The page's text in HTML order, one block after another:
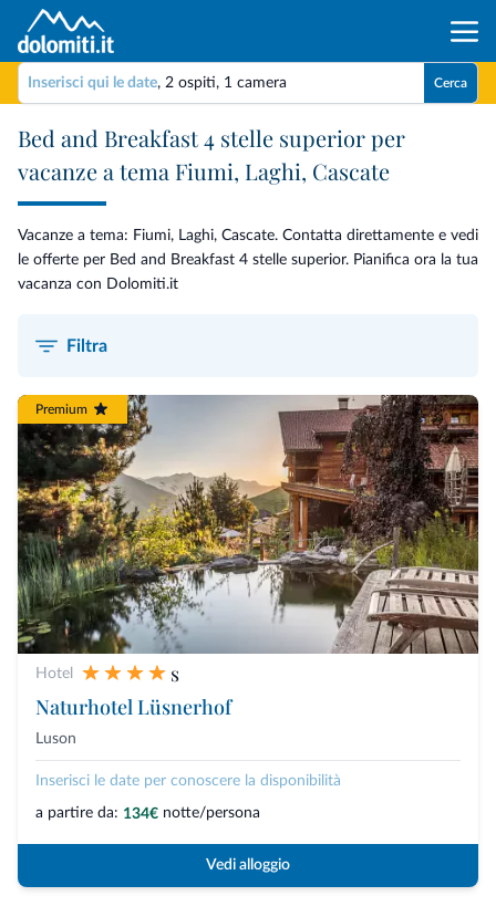
Inserisci qui le date, 2 ospiti, 1 camera Cerca
Bed and Breakfast 4 stelle superior per
vacanze a tema Fiumi, Laghi, Cascate
Vacanze a tema: Fiumi, Laghi, Cascate. Contatta direttamente e vedi
le offerte per Bed and Breakfast 4 stelle superior. Pianifica ora la tua
vacanza con Dolomiti.it
Filtra
Premium
Hotel
s
Naturhotel Lüsnerhof
Luson
Inserisci le date per conoscere la disponibilità
a partire da: 134€ notte/persona
Vedi alloggio